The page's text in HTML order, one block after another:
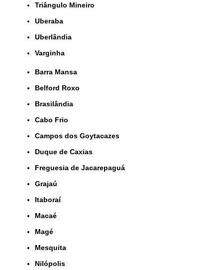
Triângulo Mineiro
Uberaba
Uberlândia
Varginha
Barra Mansa
Belford Roxo
Brasilândia
Cabo Frio
Campos dos Goytacazes
Duque de Caxias
Freguesia de Jacarepaguá
Grajaú
Itaboraí
Macaé
Magé
Mesquita
Nilópolis